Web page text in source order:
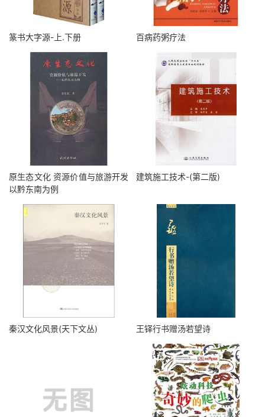
篆书大字源-上.下册 百病药粥疗法
原生态文化 资源价值与旅游开发
以黔东南为例
建筑施工技术-(第二版)
秦汉文化风景(天下文丛) 王铎行书赠汤若望诗